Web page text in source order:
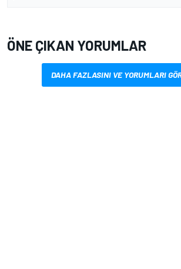
ÖNE ÇIKAN YORUMLAR
DAHA FAZLASINI VE YORUMLARI